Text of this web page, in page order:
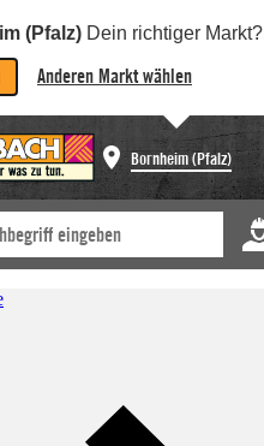
(Pfalz) Dein richtiger Markt?
Anderen Markt wählen
Bornheim (Pfalz)